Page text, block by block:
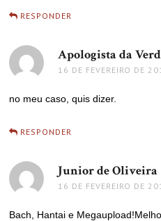
RESPONDER
Apologista da
16 DE FEVEREIRO DE
no meu caso, quis dizer.
RESPONDER
Junior de Oliveira
16 DE FEVEREIRO DE
Bach, Hantai e